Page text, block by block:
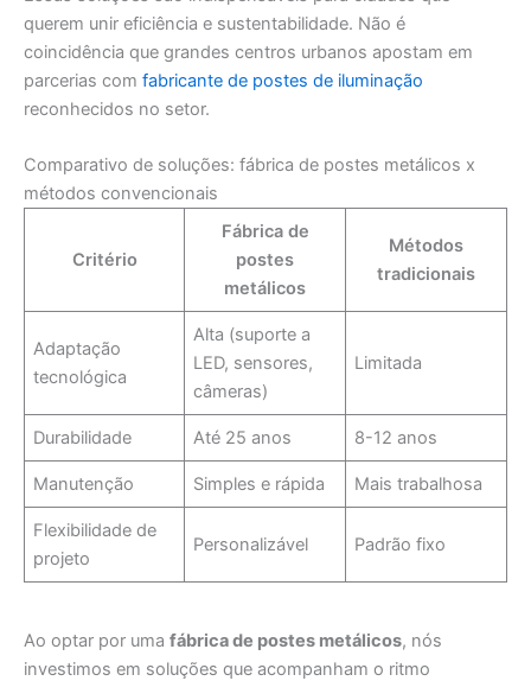
querem unir eficiência e sustentabilidade. Não é
coincidência que grandes centros urbanos apostam em
parcerias com fabricante de postes de iluminação
reconhecidos no setor.
Comparativo de soluções: fábrica de postes metálicos x
métodos convencionais
Critério
Fábrica de
postes
metálicos
Métodos
tradicionais
Adaptação
tecnológica
Alta (suporte a
LED, sensores,
câmeras)
Limitada
Durabilidade Até 25 anos 8-12 anos
Manutenção Simples e rápida Mais trabalhosa
Flexibilidade de
projeto
Personalizável Padrão fixo
Ao optar por uma fábrica de postes metálicos, nós
investimos em soluções que acompanham o ritmo